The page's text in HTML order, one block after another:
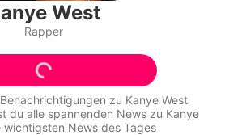
auf Promiflash
Jobs
runterladen
Team
West
Rapper
zu Kanye West
du alle spannenden News zu Kanye
News des Tages